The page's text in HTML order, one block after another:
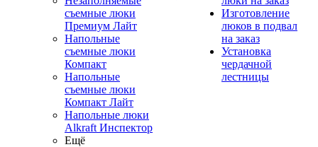
съемные люки
Премиум Лайт
Напольные
съемные люки
Компакт
Напольные
съемные люки
Компакт Лайт
Напольные люки
Alkraft Инспектор
Ещё
Изготовление
люков в подвал
на заказ
Установка
чердачной
лестницы